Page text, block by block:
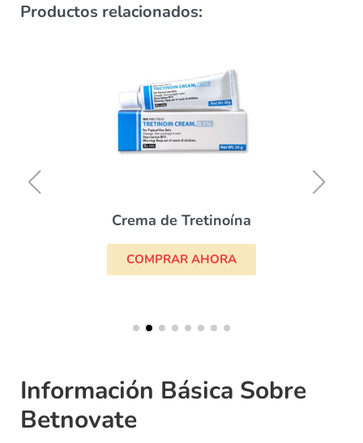
Productos relacionados:
Crema de Tretinoína
COMPRAR AHORA
Información Básica Sobre
Betnovate